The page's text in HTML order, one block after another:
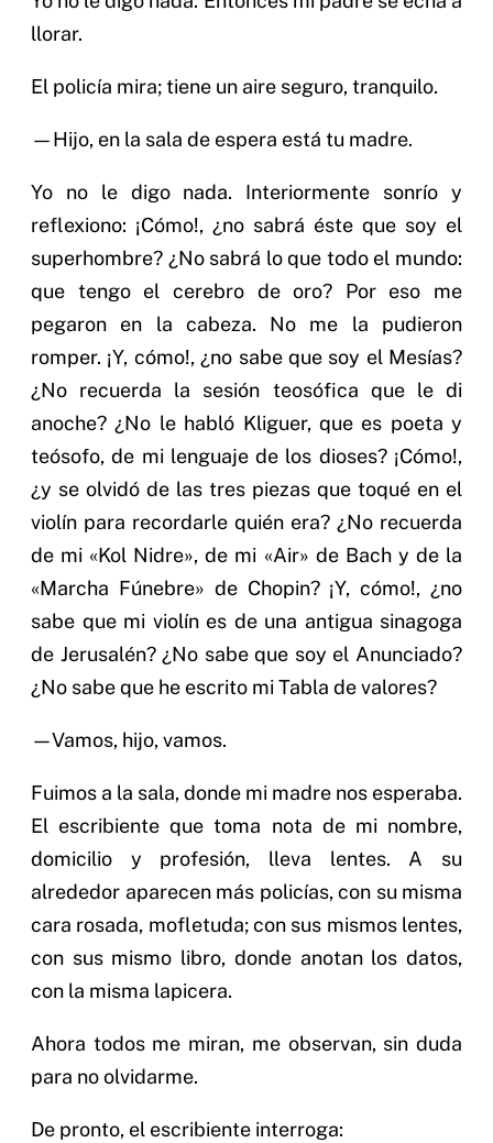
llorar.
El policía mira; tiene un aire seguro, tranquilo.
—Hijo, en la sala de espera está tu madre.
Yo no le digo nada. Interiormente sonrío y
reflexiono: ¡Cómo!, ¿no sabrá éste que soy el
superhombre? ¿No sabrá lo que todo el mundo:
que tengo el cerebro de oro? Por eso me
pegaron en la cabeza. No me la pudieron
romper. ¡Y, cómo!, ¿no sabe que soy el Mesías?
¿No recuerda la sesión teosófica que le di
anoche? ¿No le habló Kliguer, que es poeta y
teósofo, de mi lenguaje de los dioses? ¡Cómo!,
¿y se olvidó de las tres piezas que toqué en el
violín para recordarle quién era? ¿No recuerda
de mi «Kol Nidre», de mi «Air» de Bach y de la
«Marcha Fúnebre» de Chopin? ¡Y, cómo!, ¿no
sabe que mi violín es de una antigua sinagoga
de Jerusalén? ¿No sabe que soy el Anunciado?
¿No sabe que he escrito mi Tabla de valores?
—Vamos, hijo, vamos.
Fuimos a la sala, donde mi madre nos esperaba.
El escribiente que toma nota de mi nombre,
domicilio y profesión, lleva lentes. A su
alrededor aparecen más policías, con su misma
cara rosada, mofletuda; con sus mismos lentes,
con sus mismo libro, donde anotan los datos,
con la misma lapicera.
Ahora todos me miran, me observan, sin duda
para no olvidarme.
De pronto, el escribiente interroga: